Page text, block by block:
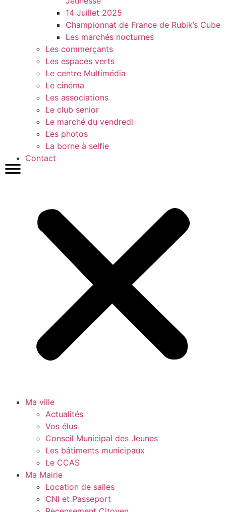
14 Juillet 2025
Championnat de France de Rubik’s Cube
Les marchés nocturnes
Les commerçants
Les espaces verts
Le centre Multimédia
Le cinéma
Les associations
Le club senior
Le marché du vendredi
Les photos
La borne à selfie
Contact
Ma ville
Actualités
Vos élus
Conseil Municipal des Jeunes
Les bâtiments municipaux
Le CCAS
Ma Mairie
Location de salles
CNI et Passeport